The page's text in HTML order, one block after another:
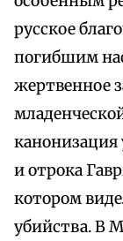
русское
погибшим
жертвенное
и отрока
котором
убийства. В